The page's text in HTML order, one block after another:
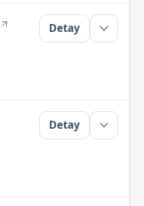
Detay
Detay